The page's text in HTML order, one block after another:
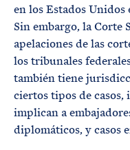
en los Estados Unidos
Sin embargo, la Corte
apelaciones de las
los tribunales
también tiene
ciertos tipos de
implican a
diplomáticos, y casos